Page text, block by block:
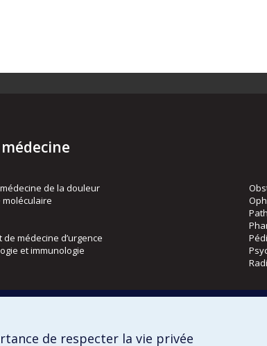
de la douleur
moléculaire
médecine d’urgence
et immunologie
de respecter la vie privée